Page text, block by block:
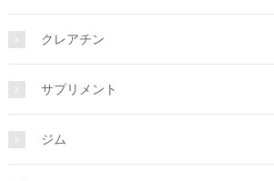
クレアチン
サプリメント
ジム